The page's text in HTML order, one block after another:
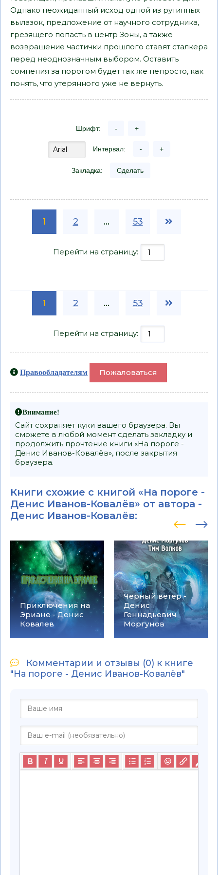
Однако неожиданный исход одной из рутинных
вылазок, предложение от научного сотрудника,
грезящего попасть в центр Зоны, а также
возвращение частички прошлого ставят сталкера
перед неоднозначным выбором. Оставить
сомнения за порогом будет так же непросто, как
понять, что утерянного уже не вернуть.
Шрифт: - +
Интервал: - +
Закладка: Сделать
1 2 ... 53
Перейти на страницу:
1 2 ... 53
Перейти на страницу:
Правообладателям Пожаловаться
Внимание!
Сайт сохраняет куки вашего браузера. Вы
сможете в любой момент сделать закладку и
продолжить прочтение книги «На пороге -
Денис Иванов-Ковалёв», после закрытия
браузера.
Книги схожие с книгой «На пороге -
Денис Иванов-Ковалёв» от автора -
Денис Иванов-Ковалёв:
Приключения на
Эриане - Денис
Ковалев
Черный ветер -
Денис
Геннадьевич
Моргунов
Комментарии и отзывы (0) к книге
"На пороге - Денис Иванов-Ковалёв"